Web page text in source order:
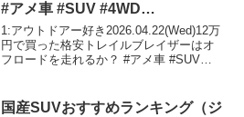
#アメ車 #SUV #4WD
#TrailBlazer #offroadsuv
#Fujiganeoffrord #tigerauto
1:アウトドアー好き2026.04.22(Wed)12万
円で買った格安トレイルブレイザーはオ
フロードを走れるか？ #アメ車 #SUV
国産SUVおすすめランキング（ジ